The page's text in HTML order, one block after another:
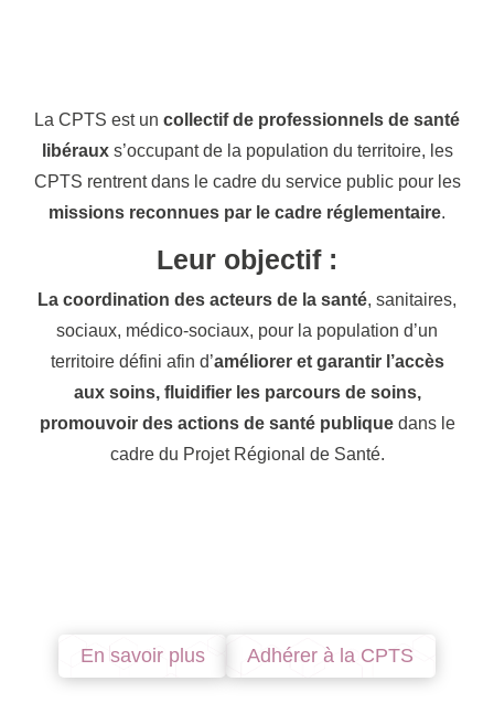
La CPTS est un collectif de professionnels de santé
libérauxs’occupant de la population du territoire, les
CPTS rentrent dans le cadre du service public pour les
missions reconnues par le cadre réglementaire.
Leur objectif :
La coordination des acteurs de la santé, sanitaires,
sociaux, médico-sociaux, pour la population d’un
territoire défini afin d’améliorer et garantir l’accès
aux soins, fluidifier les parcours de soins,
promouvoir des actions de santé publiquedans le
cadre du Projet Régional de Santé.
En savoir plus Adhérer à la CPTS